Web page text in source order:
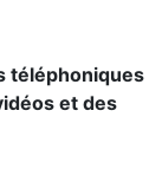
téléphoniques
et des